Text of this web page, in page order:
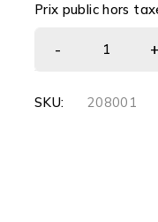
Prix public hors
SKU: 208001